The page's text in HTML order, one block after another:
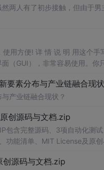
然两人有了初步接触，但由于
用方便! 详 情 说 明 用这个
（GUI），非常容易使用。你
要素分布与产业链融合现
产业链融合现状？
创源码与文档.zip
包含完整源码、3项自动化测
功能清单、MIT License及原
合前端开发、AI应用工程、测
源码与文档.zip